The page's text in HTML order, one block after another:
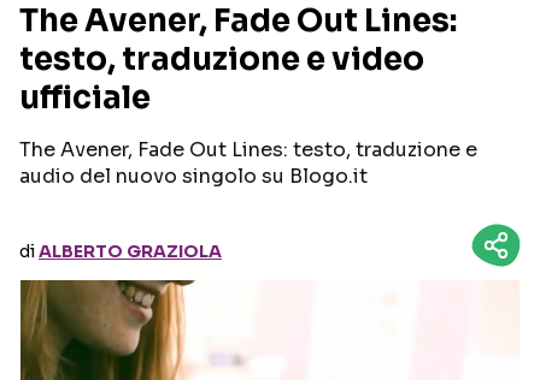
RECENSIONI MUSICALI
INTERVISTE
GOSSIP E CURIOSITÀ
TESTI CANZONI
TOUR ED EVENTI
Seguici sui social
The Avener, Fade Out Lines:
testo, traduzione e video
ufficiale
The Avener, Fade Out Lines: testo, traduzione e
audio del nuovo singolo su Blogo.it
diALBERTO GRAZIOLA